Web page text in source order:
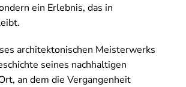
ein Erlebnis, das in
architektonischen Meisterwerks
seines nachhaltigen
an dem die Vergangenheit